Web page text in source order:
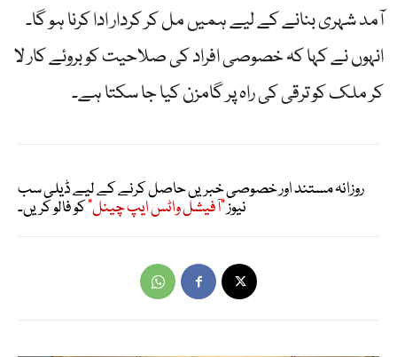
آمد شہری بنانے کے لیے ہمیں مل کر کردار ادا کرنا ہو گا۔
انہوں نے کہا کہ خصوصی افراد کی صلاحیت کو بروئے کار لا
کر ملک کو ترقی کی راہ پر گامزن کیا جا سکتا ہے۔
روزانہ مستند اور خصوصی خبریں حاصل کرنے کے لیے ڈیلی سب
نیوز"آفیشل واٹس ایپ چینل"کو فالو کریں۔